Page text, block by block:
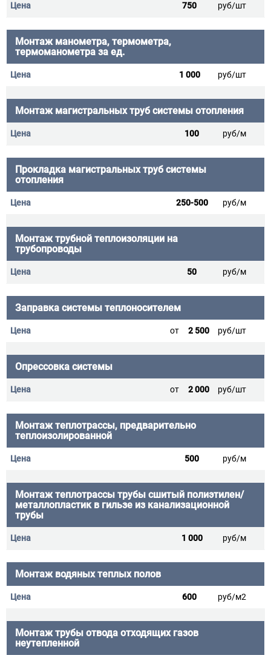
750 руб/шт
Монтаж манометра, термометра,
термоманометра за ед.
1 000 руб/шт
Монтаж магистральных труб системы отопления
100 руб/м
Прокладка магистральных труб системы
отопления
250-500 руб/м
Монтаж трубной теплоизоляции на
трубопроводы
50 руб/м
Заправка системы теплоносителем
от 2 500 руб/шт
Опрессовка системы
от 2 000 руб/шт
Монтаж теплотрассы, предварительно
теплоизолированной
500 руб/м
Монтаж теплотрассы трубы сшитый полиэтилен/
металлопластик в гильзе из канализационной
трубы
1 000 руб/м
Монтаж водяных теплых полов
600 руб/м2
Монтаж трубы отвода отходящих газов
неутепленной